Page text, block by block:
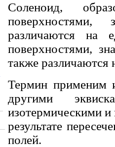
Соленоид,
различаются на
поверхностями,
также различаются
Термин применим
другими
изотермическими
результате
полей.